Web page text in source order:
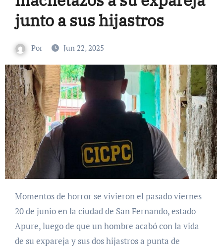
junto a sus hijastros
Por Jun 22, 2025
Momentos de horror se vivieron el pasado viernes
20 de junio en la ciudad de San Fernando, estado
Apure, luego de que un hombre acabó con la vida
de su expareja y sus dos hijastros a punta de